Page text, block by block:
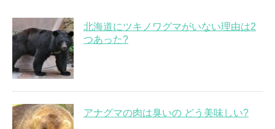
北海道にツキノワグマがいない理由は2
つあった?
アナグマの肉は臭いの どう美味しい?